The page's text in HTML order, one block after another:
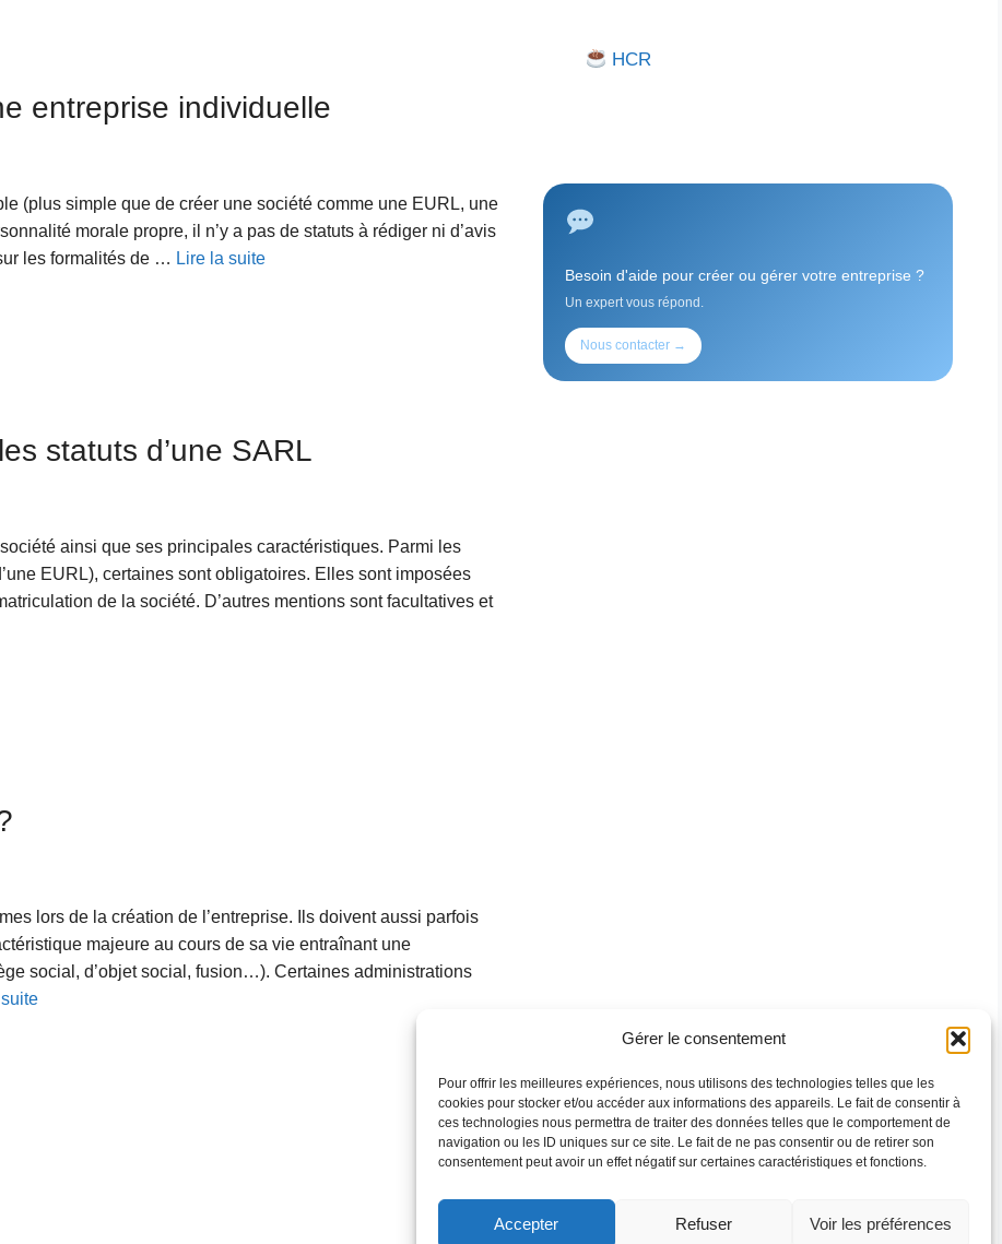
Gérer le consentement
Pour offrir les meilleures expériences, nous utilisons des technologies telles que les
cookies pour stocker et/ou accéder aux informations des appareils. Le fait de consentir à
ces technologies nous permettra de traiter des données telles que le comportement de
navigation ou les ID uniques sur ce site. Le fait de ne pas consentir ou de retirer son
consentement peut avoir un effet négatif sur certaines caractéristiques et fonctions.
Accepter Refuser Voir les préférences
entreprise individuelle
(plus simple que de créer une société comme une EURL, une
morale propre, il n’y a pas de statuts à rédiger ni d’avis
les formalités de … Lire la suite
statuts d’une SARL
ainsi que ses principales caractéristiques. Parmi les
EURL), certaines sont obligatoires. Elles sont imposées
de la société. D’autres mentions sont facultatives et
lors de la création de l’entreprise. Ils doivent aussi parfois
majeure au cours de sa vie entraînant une
social, d’objet social, fusion…). Certaines administrations
HCR
Besoin d'aide pour créer ou gérer votre entreprise ?
Un expert vous répond.
Nous contacter →